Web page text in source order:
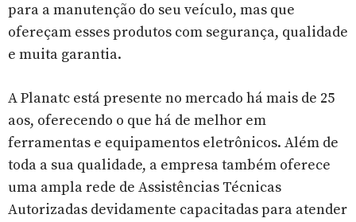
para a manutenção do seu veículo, mas que
ofereçam esses produtos com segurança, qualidade
e muita garantia.
A Planatc está presente no mercado há mais de 25
aos, oferecendo o que há de melhor em
ferramentas e equipamentos eletrônicos. Além de
toda a sua qualidade, a empresa também oferece
uma ampla rede de Assistências Técnicas
Autorizadas devidamente capacitadas para atender